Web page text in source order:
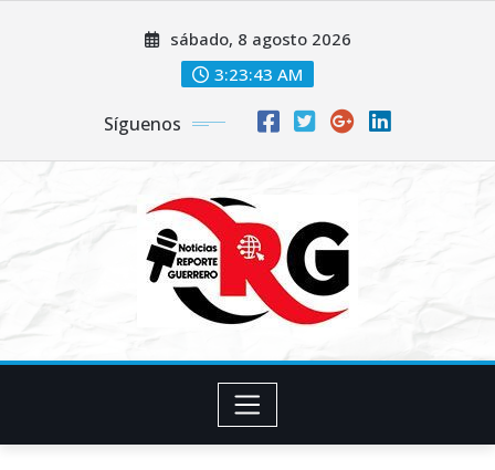
sábado, 8 agosto 2026
3:23:43 AM
Síguenos